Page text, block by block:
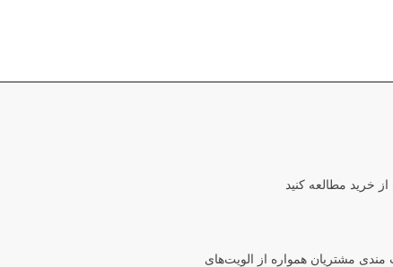
از خرید مطالعه کنید
مشتریان همواره از الویت‏‌های